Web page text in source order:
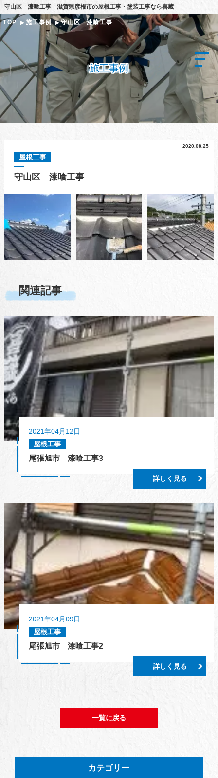
守山区 漆喰工事｜滋賀県彦根市の屋根工事・塗装工事なら喜蔵
TOP 施工事例 守山区 漆喰工事
施工事例
2020.08.25
屋根工事
守山区 漆喰工事
関連記事
2021年04月12日
屋根工事
尾張旭市 漆喰工事3
詳しく見る
2021年04月09日
屋根工事
尾張旭市 漆喰工事2
詳しく見る
一覧に戻る
カテゴリー